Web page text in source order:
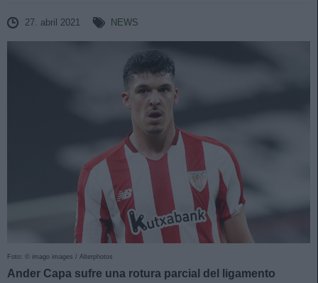
27. abril 2021 NEWS
Foto: © imago images / Alterphotos
Ander Capa sufre una rotura parcial del ligamento